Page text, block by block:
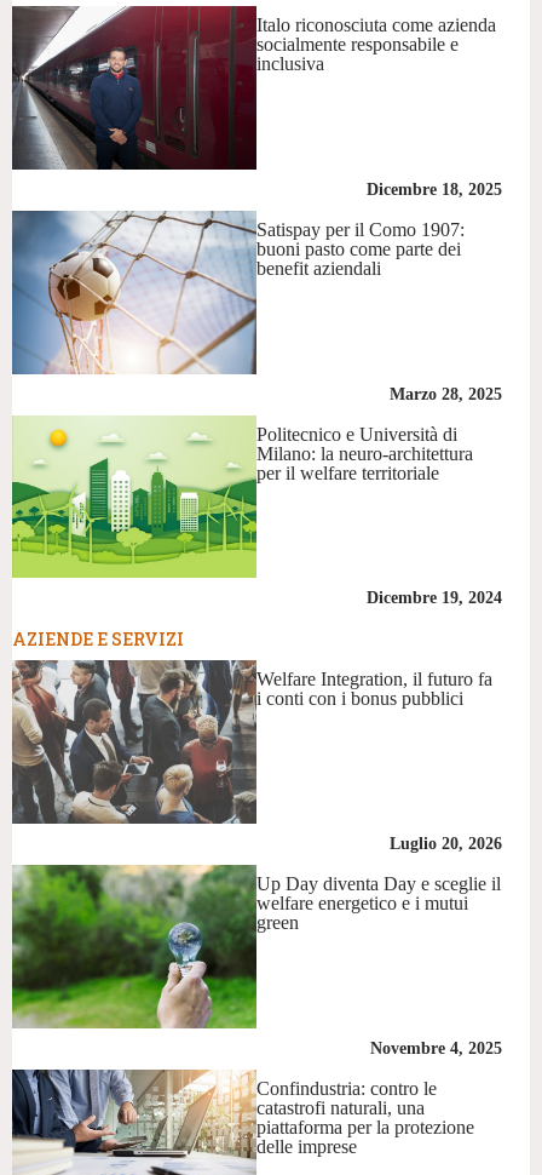
Italo riconosciuta come azienda
socialmente responsabile e
inclusiva
Dicembre 18, 2025
Satispay per il Como 1907:
buoni pasto come parte dei
benefit aziendali
Marzo 28, 2025
Politecnico e Università di
Milano: la neuro-architettura
per il welfare territoriale
Dicembre 19, 2024
AZIENDE E SERVIZI
Welfare Integration, il futuro fa
i conti con i bonus pubblici
Luglio 20, 2026
Up Day diventa Day e sceglie il
welfare energetico e i mutui
green
Novembre 4, 2025
Confindustria: contro le
catastrofi naturali, una
piattaforma per la protezione
delle imprese